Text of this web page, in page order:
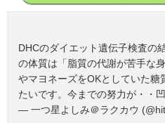
DHCのダイエット遺伝子検査の
の体質は「脂質の代謝が苦手な
やマヨネーズをOKとしていた糖
たいです。今までの努力が・・凹
— 一つ星よしみ＠ラクカウ